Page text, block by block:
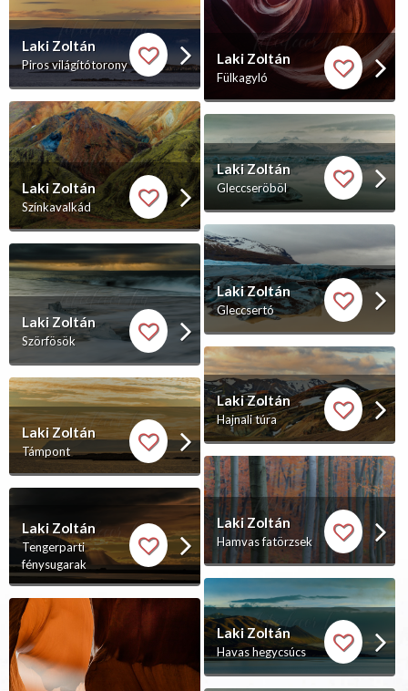
Laki Zoltán
Piros világítótorony
Laki Zoltán
Színkavalkád
Laki Zoltán
Szörfösök
Laki Zoltán
Támpont
Laki Zoltán
Tengerparti
fénysugarak
Laki Zoltán
Fülkagyló
Laki Zoltán
Gleccseröböl
Laki Zoltán
Gleccsertó
Laki Zoltán
Hajnali túra
Laki Zoltán
Hamvas fatörzsek
Laki Zoltán
Havas hegycsúcs